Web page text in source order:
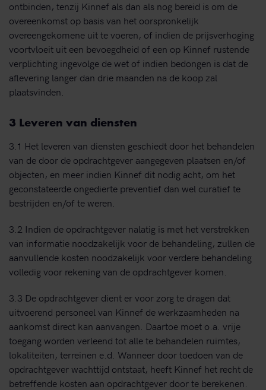
ontbinden, tenzij Kinnef als dan als nog bereid is om de
overeenkomst op basis van het oorspronkelijk
overeengekomene uit te voeren, of indien de prijsverhoging
voortvloeit uit een bevoegdheid of een op Kinnef rustende
verplichting ingevolge de wet of indien bedongen is dat de
aflevering langer dan drie maanden na de koop zal
plaatsvinden.
3 Leveren van diensten
3.1 Het leveren van diensten geschiedt door het behandelen
van de door de opdrachtgever aangegeven plaatsen en/of
objecten, en meer indien Kinnef dit nodig acht, om het
geconstateerde ongedierte preventief dan wel curatief te
bestrijden en/of te weren.
3.2 Indien de opdrachtgever nalatig is met het verstrekken
van informatie noodzakelijk voor de behandeling, zullen de
aanvullende kosten noodzakelijk voor verdere behandeling
volledig voor rekening van de opdrachtgever komen.
3.3 De opdrachtgever dient er voor zorg te dragen dat
uitvoerend personeel van Kinnef de werkzaamheden na
aankomst direct kan aanvangen. Daartoe moet o.a. vrije
toegang worden verleend tot alle te behandelen ruimtes,
lokaliteiten, terreinen e.d. Wanneer door toedoen van de
opdrachtgever wachttijd ontstaat, heeft Kinnef het recht de
betreffende kosten aan opdrachtgever door te berekenen.